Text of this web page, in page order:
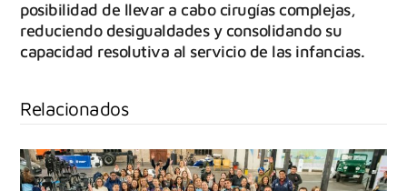
posibilidad de llevar a cabo cirugías complejas,
reduciendo desigualdades y consolidando su
capacidad resolutiva al servicio de las infancias.
Relacionados